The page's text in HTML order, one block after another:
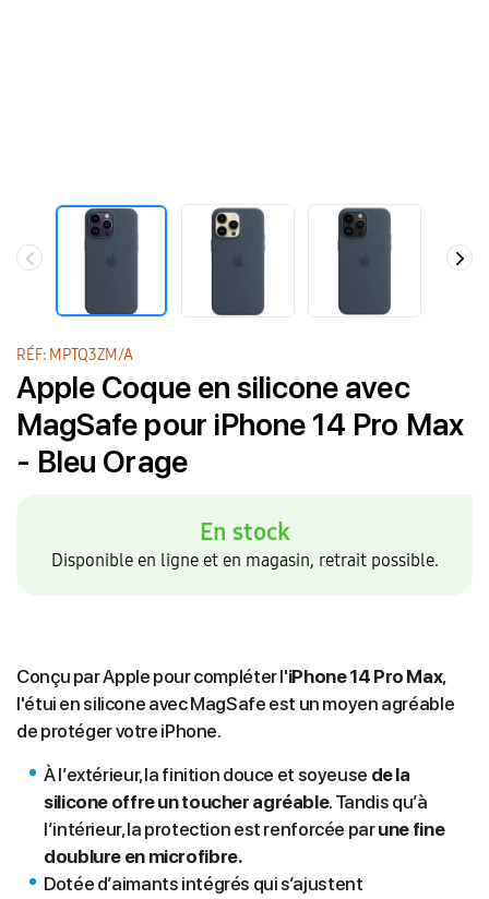
RÉF: MPTQ3ZM/A
Apple Coque en silicone avec
MagSafe pour iPhone 14 Pro Max
- Bleu Orage
En stock
Disponible en ligne et en magasin, retrait possible.
Conçu par Apple pour compléter l'iPhone14 Pro Max,
l'étui en silicone avec MagSafe est un moyen agréable
de protéger votre iPhone.
À l’extérieur, la finition douce et soyeuse de la
silicone offre un toucher agréable. Tandis qu’à
l’intérieur, la protection est renforcée parune fine
doublure en microfibre.
Dotée d’aimants intégrés qui s’ajustent